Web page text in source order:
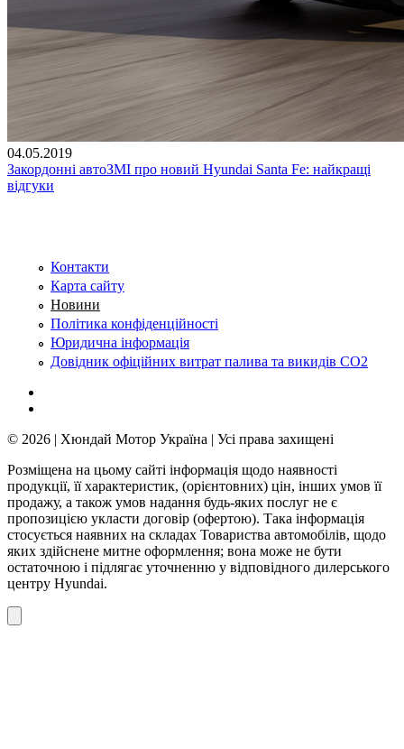
04.05.2019
Закордонні автоЗМІ про новий Hyundai Santa Fe: найкращі
відгуки
Контакти
Карта сайту
Новини
Політика конфіденційності
Юридична інформація
Довідник офіційних витрат палива та викидів СО2
© 2026 | Хюндай Мотор Україна | Усі права захищені
Розміщена на цьому сайті інформація щодо наявності
продукції, її характеристик, (орієнтовних) цін, інших умов її
продажу, а також умов надання будь-яких послуг не є
пропозицією укласти договір (офертою). Така інформація
стосується наявних на складах Товариства автомобілів, щодо
яких здійснене митне оформлення; вона може не бути
остаточною і підлягає уточненню у відповідного дилерського
центру Hyundai.